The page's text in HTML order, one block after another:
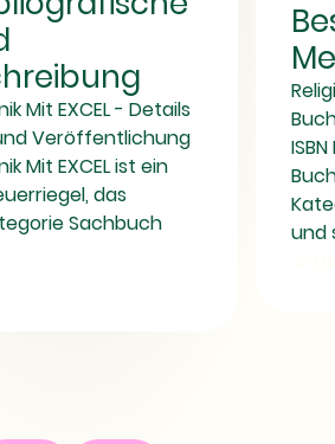
Mit EXCEL - Details
Veröffentlichung
Mit EXCEL ist ein
das
Sachbuch
und